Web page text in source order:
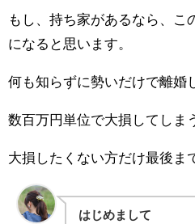
もし、持ち家があるなら、こ
になると思います。
何も知らずに勢いだけで離婚
数百万円単位で大損してしま
大損したくない方だけ最後ま
はじめまして